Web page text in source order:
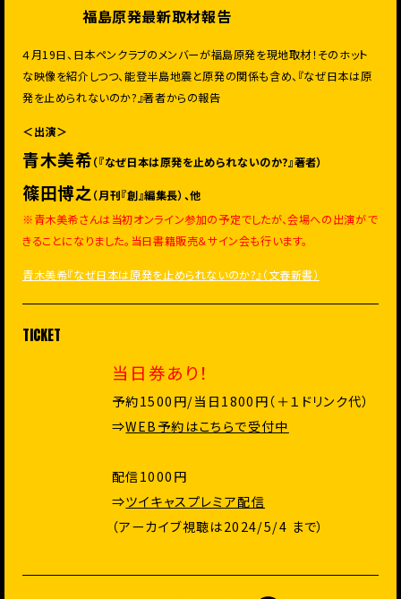
――福島原発最新取材報告
４月19日、日本ペンクラブのメンバーが福島原発を現地取材！そのホット
な映像を紹介しつつ、能登半島地震と原発の関係も含め、『なぜ日本は原
発を止められないのか?』著者からの報告
＜出演＞
青木美希（『なぜ日本は原発を止められないのか?』著者）
篠田博之 （月刊『創』編集長）、他
※青木美希さんは当初オンライン参加の予定でしたが、会場への出演がで
きることになりました。当日書籍販売＆サイン会も行います。
青木美希『なぜ日本は原発を止められないのか?』（文春新書）
TICKET
当日券あり！
予約1500円/当日1800円（＋１ドリンク代）
⇒WEB予約はこちらで受付中
配信1000円
⇒ツイキャスプレミア配信
（アーカイブ視聴は2024/5/4 まで）